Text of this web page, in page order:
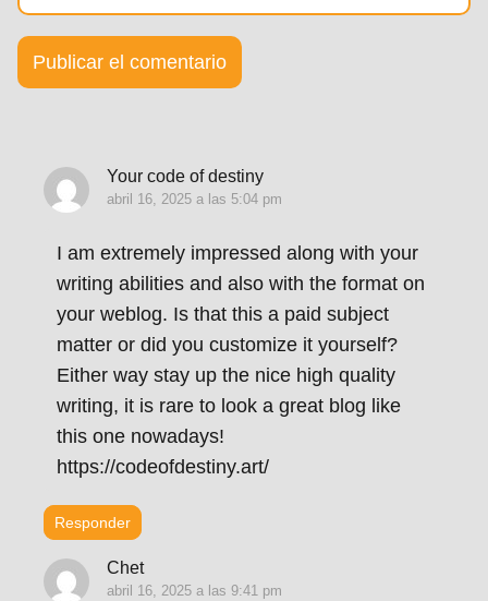
Your code of destiny
abril 16, 2025 a las 5:04 pm
I am extremely impressed along with your
writing abilities and also with the format on
your weblog. Is that this a paid subject
matter or did you customize it yourself?
Either way stay up the nice high quality
writing, it is rare to look a great blog like
this one nowadays!
https://codeofdestiny.art/
Responder
Chet
abril 16, 2025 a las 9:41 pm